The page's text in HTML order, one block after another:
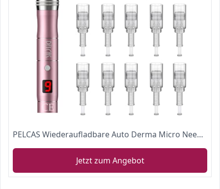
PELCAS Wiederaufladbare Auto Derma Micro Needle Roller Electric Pen Anti Aging Skin Therapy Device mit 3 Geschwindigkeitsstufen inkl. 12 Nadelköpfe Falten Stretch Marks Akne Narbe MEHRWEG, Dunkelgrau
Jetzt zum Angebot